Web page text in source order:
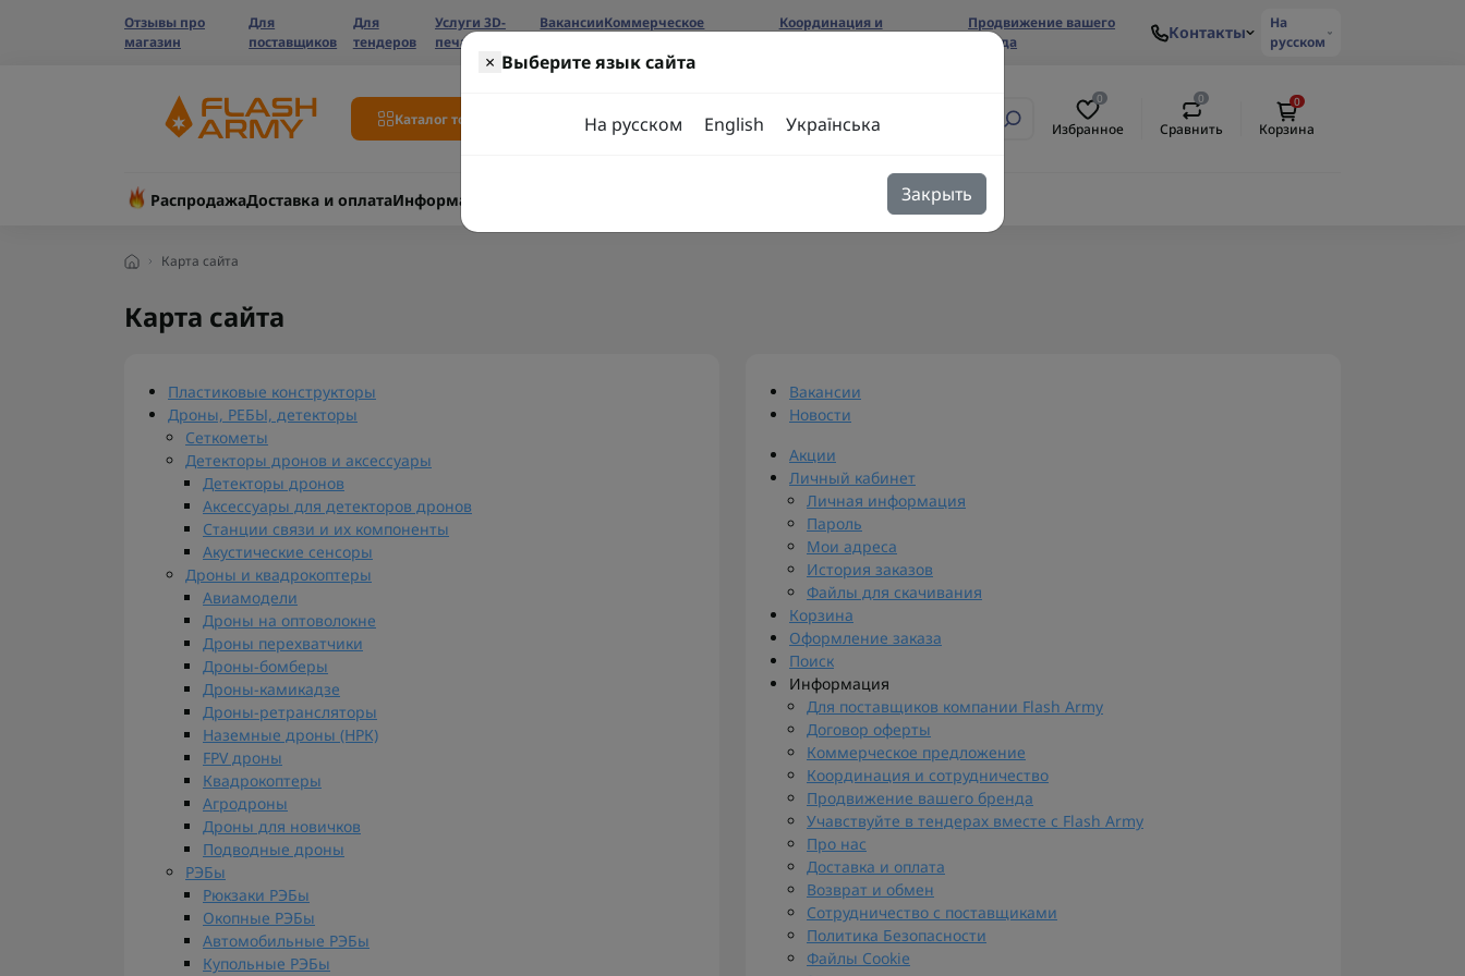
Отзывы про
магазин
Для
поставщиков
Для
тендеров
Услуги 3D-
печати
ВакансииКоммерческое
Координация и
Продвижение вашего
бренда
Контакты
На
русском
Каталог товаров
0
Избранное
0
Сравнить
0
Корзина
РаспродажаДоставка и оплатаИнформация
Карта сайта
Карта сайта
× Выберите язык сайта
На русском English Українська
Закрыть
Пластиковые конструкторы
Дроны, РЕБЫ, детекторы
Сеткометы
Детекторы дронов и аксессуары
Детекторы дронов
Аксессуары для детекторов дронов
Станции связи и их компоненты
Акустические сенсоры
Дроны и квадрокоптеры
Авиамодели
Дроны на оптоволокне
Дроны перехватчики
Дроны-бомберы
Дроны-камикадзе
Дроны-ретрансляторы
Наземные дроны (НРК)
FPV дроны
Квадрокоптеры
Агродроны
Дроны для новичков
Подводные дроны
РЭБы
Рюкзаки РЭБы
Окопные РЭБы
Автомобильные РЭБы
Купольные РЭБы
Вакансии
Новости
Акции
Личный кабинет
Личная информация
Пароль
Мои адреса
История заказов
Файлы для скачивания
Корзина
Оформление заказа
Поиск
Информация
Для поставщиков компании Flash Army
Договор оферты
Коммерческое предложение
Координация и сотрудничество
Продвижение вашего бренда
Учавствуйте в тендерах вместе с Flash Army
Про нас
Доставка и оплата
Возврат и обмен
Сотрудничество с поставщиками
Политика Безопасности
Файлы Cookie